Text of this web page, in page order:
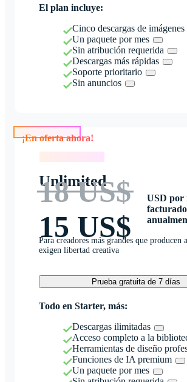
El plan incluye:
Cinco descargas de imágenes
Un paquete por mes
Sin atribución requerida
Descargas más rápidas
Soporte prioritario
Sin anuncios
Unlimited
18 US$
15 US$
USD por
facturado
Para creadores más grandes que producen
exigen libertad creativa
Prueba gratuita de 7 días
Todo en Starter, más:
Descargas ilimitadas
Acceso completo a la
Herramientas de diseño
Funciones de IA premium
Un paquete por mes